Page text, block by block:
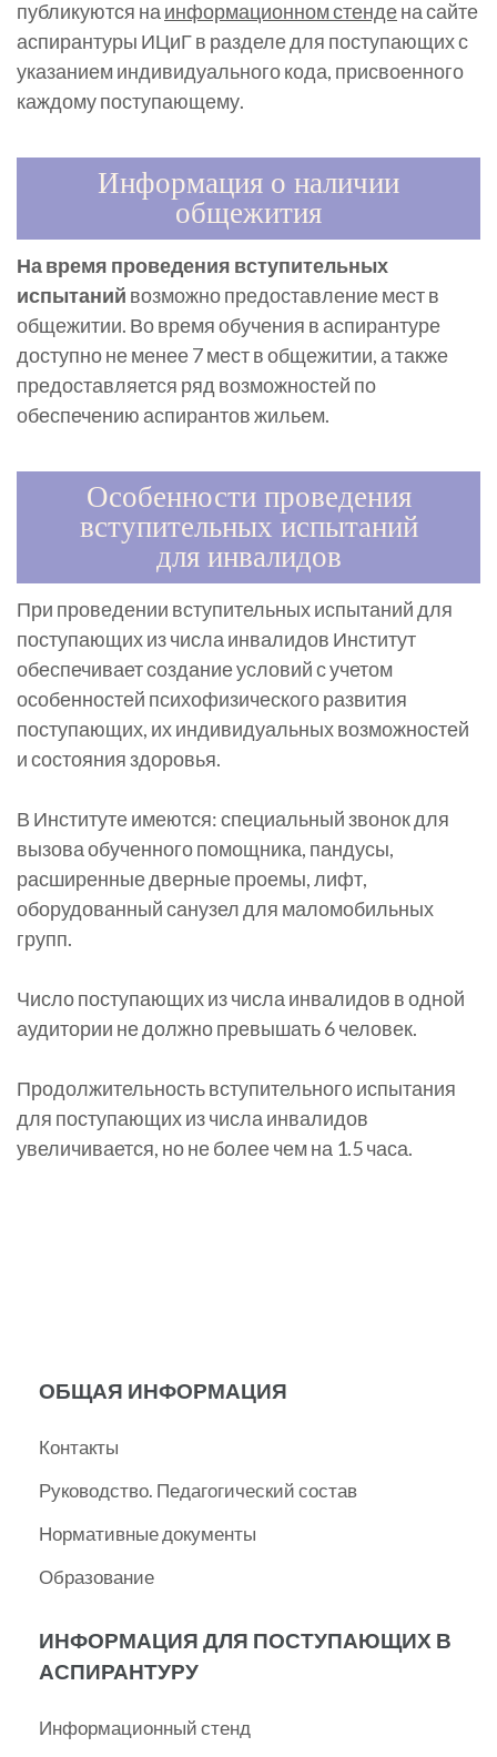
публикуются на информационном стендена сайте
аспирантуры ИЦиГ в разделе для поступающих с
указанием индивидуального кода, присвоенного
каждому поступающему.
Информация о наличии
общежития
На время проведения вступительных
испытаний возможно предоставление мест в
общежитии. Во время обучения в аспирантуре
доступно не менее 7 мест в общежитии, а также
предоставляется ряд возможностей по
обеспечению аспирантов жильем.
Особенности проведения
вступительных испытаний
для инвалидов
При проведении вступительных испытаний для
поступающих из числа инвалидов Институт
обеспечивает создание условий с учетом
особенностей психофизического развития
поступающих, их индивидуальных возможностей
и состояния здоровья.
В Институте имеются: специальный звонок для
вызова обученного помощника, пандусы,
расширенные дверные проемы, лифт,
оборудованный санузел для маломобильных
групп.
Число поступающих из числа инвалидов в одной
аудитории не должно превышать 6 человек.
Продолжительность вступительного испытания
для поступающих из числа инвалидов
увеличивается, но не более чем на 1.5 часа.
ОБЩАЯ ИНФОРМАЦИЯ
Контакты
Руководство. Педагогический состав
Нормативные документы
Образование
ИНФОРМАЦИЯ ДЛЯ ПОСТУПАЮЩИХ В
АСПИРАНТУРУ
Информационный стенд